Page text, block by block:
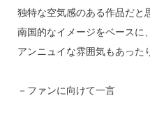
独特な空気感のある作品だと
南国的なイメージをベースに
アンニュイな雰囲気もあった
－ファンに向けて一言